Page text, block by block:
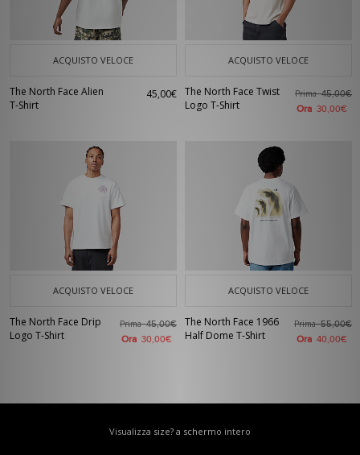
ACQUISTO VELOCE
The North Face Alien
T-Shirt
45,00€
ACQUISTO VELOCE
The North Face Twist
Logo T-Shirt
Prima45,00€
Ora 30,00€
ACQUISTO VELOCE
The North Face Drip
Logo T-Shirt
Prima45,00€
Ora 30,00€
ACQUISTO VELOCE
The North Face 1966
Half Dome T-Shirt
Prima55,00€
Ora 40,00€
Visualizza size? a schermo intero